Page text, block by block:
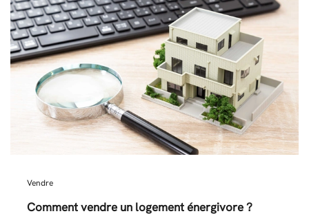
Vendre
Comment vendre un logement énergivore ?